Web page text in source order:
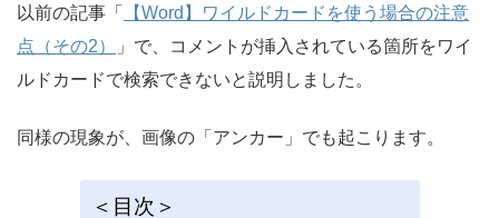
以前の記事「
【Word】ワイルドカードを使う場合の注意
点（その2）
」で、コメントが挿入されている箇所をワイ
ルドカードで検索できないと説明しました。
同様の現象が、画像の「アンカー」でも起こります。
＜目次＞